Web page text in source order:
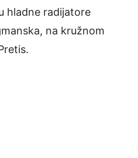
hladne radijatore
na kružnom